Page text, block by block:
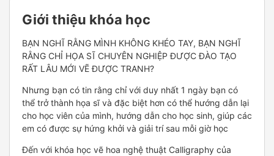
Giới thiệu khóa học
BẠN NGHĨ RẰNG MÌNH KHÔNG KHÉO TAY, BẠN NGHĨ
RẰNG CHỈ HỌA SĨ CHUYÊN NGHIỆP ĐƯỢC ĐÀO TẠO
RẤT LÂU MỚI VẼ ĐƯỢC TRANH?
Nhưng bạn có tin rằng chỉ với duy nhất 1 ngày bạn có
thể trở thành họa sĩ và đặc biệt hơn có thể hướng dẫn lại
cho học viên của mình, hướng dẫn cho học sinh, giúp các
em có được sự hứng khởi và giải trí sau mỗi giờ học
Đến với khóa học vẽ hoa nghệ thuật Calligraphy của